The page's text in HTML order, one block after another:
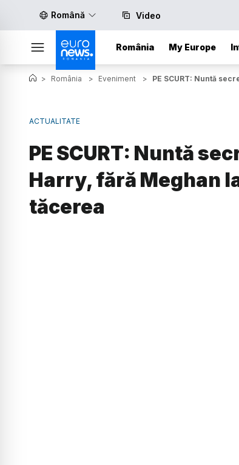
Română Video
România My Europe
> România > Eveniment > PE SCURT: Nuntă
ACTUALITATE
PE SCURT: Nuntă
Harry, fără Meghan
tăcerea